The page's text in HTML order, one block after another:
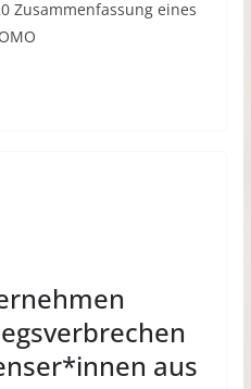
Zusammenfassung eines
aus